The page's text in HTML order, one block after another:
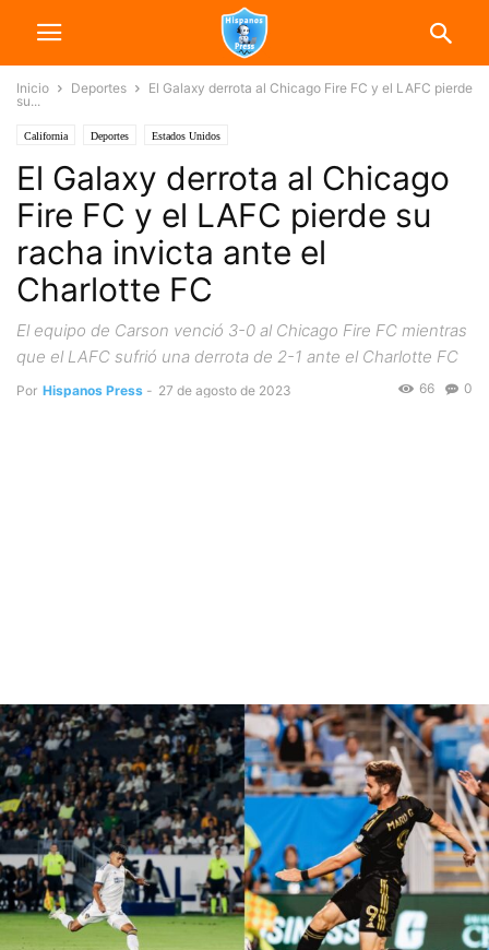
Inicio Deportes
El Galaxy derrota al Chicago Fire FC y el LAFC pierde
su...
California Deportes Estados Unidos
El Galaxy derrota al Chicago
Fire FC y el LAFC pierde su
racha invicta ante el
Charlotte FC
El equipo de Carson venció 3-0 al Chicago Fire FC mientras
que el LAFC sufrió una derrota de 2-1 ante el Charlotte FC
Por Hispanos Press - 27 de agosto de 2023 0
66